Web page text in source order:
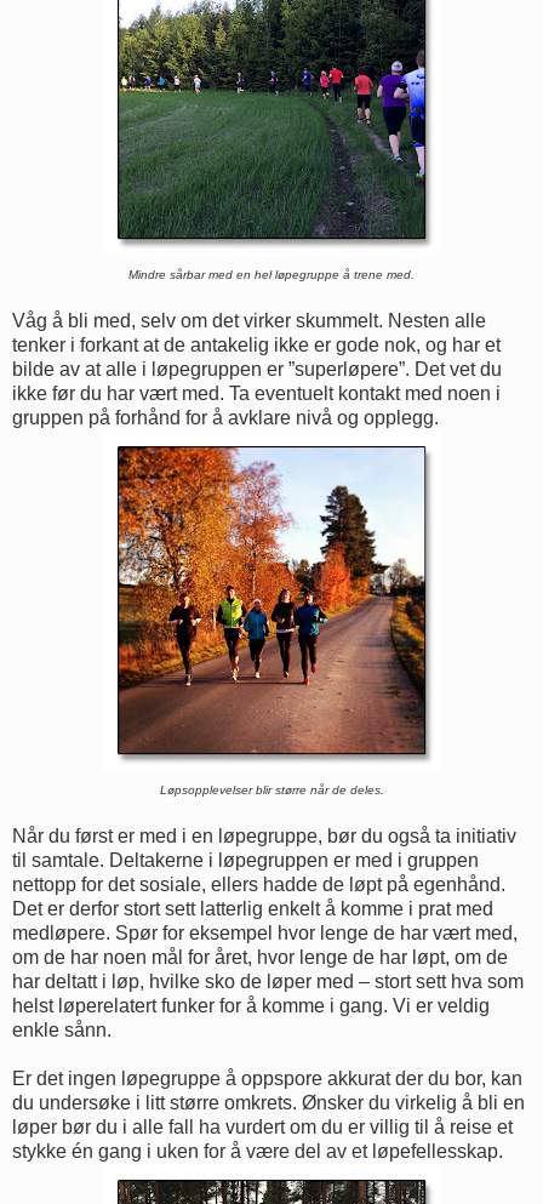
Mindre sårbar med en hel løpegruppe å trene med.
Våg å bli med, selv om det virker skummelt. Nesten alle
tenker i forkant at de antakelig ikke er gode nok, og har et
bilde av at alle i løpegruppen er ”superløpere”. Det vet du
ikke før du har vært med. Ta eventuelt kontakt med noen i
gruppen på forhånd for å avklare nivå og opplegg.
Løpsopplevelser blir større når de deles.
Når du først er med i en løpegruppe, bør du også ta initiativ
til samtale. Deltakerne i løpegruppen er med i gruppen
nettopp for det sosiale, ellers hadde de løpt på egenhånd.
Det er derfor stort sett latterlig enkelt å komme i prat med
medløpere. Spør for eksempel hvor lenge de har vært med,
om de har noen mål for året, hvor lenge de har løpt, om de
har deltatt i løp, hvilke sko de løper med – stort sett hva som
helst løperelatert funker for å komme i gang. Vi er veldig
enkle sånn.
Er det ingen løpegruppe å oppspore akkurat der du bor, kan
du undersøke i litt større omkrets. Ønsker du virkelig å bli en
løper bør du i alle fall ha vurdert om du er villig til å reise et
stykke én gang i uken for å være del av et løpefellesskap.